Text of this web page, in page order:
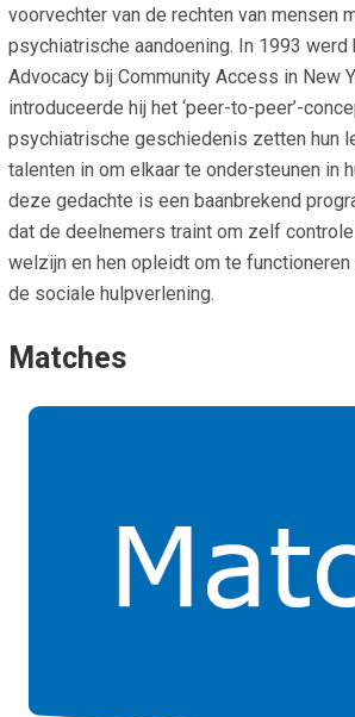
voorvechter van de rechten van mensen
psychiatrische aandoening. In 1993 werd
Advocacy bij Community Access in New
introduceerde hij het ‘peer-to-peer’-
psychiatrische geschiedenis zetten hun
talenten in om elkaar te ondersteunen in
deze gedachte is een baanbrekend
dat de deelnemers traint om zelf
welzijn en hen opleidt om te
de sociale hulpverlening.
Matches